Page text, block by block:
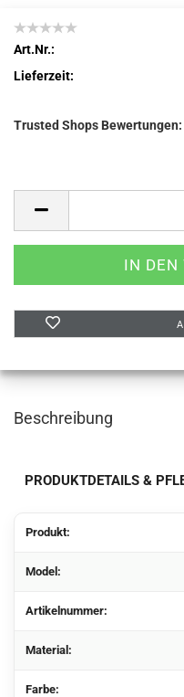
Art.Nr.:
Lieferzeit:
Trusted Shops Bewertungen:
Beschreibung
PRODUKTDETAILS &
Produkt:
Model:
Artikelnummer:
Material:
Farbe: